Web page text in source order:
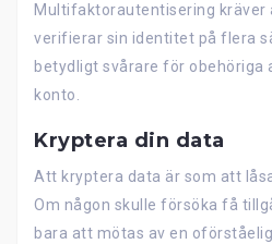
Multifaktorautentisering kräver
verifierar sin identitet på flera
betydligt svårare för
konto.
Kryptera din data
Att kryptera data är som att
Om någon skulle försöka få
bara att mötas av en